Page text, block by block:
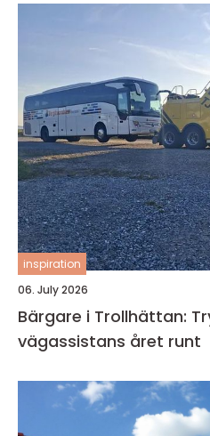
inspiration
06. July 2026
Bärgare i Trollhättan:
vägassistans året runt